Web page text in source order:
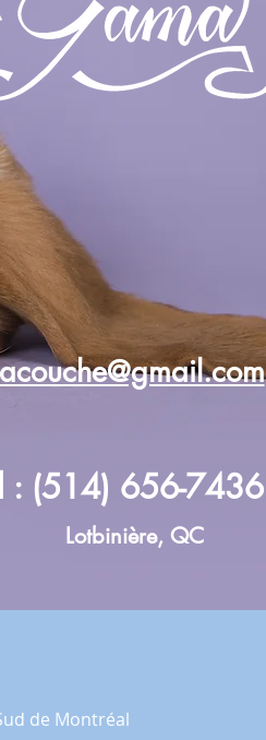
: (514) 656-7436
Lotbinière, QC
de Montréal